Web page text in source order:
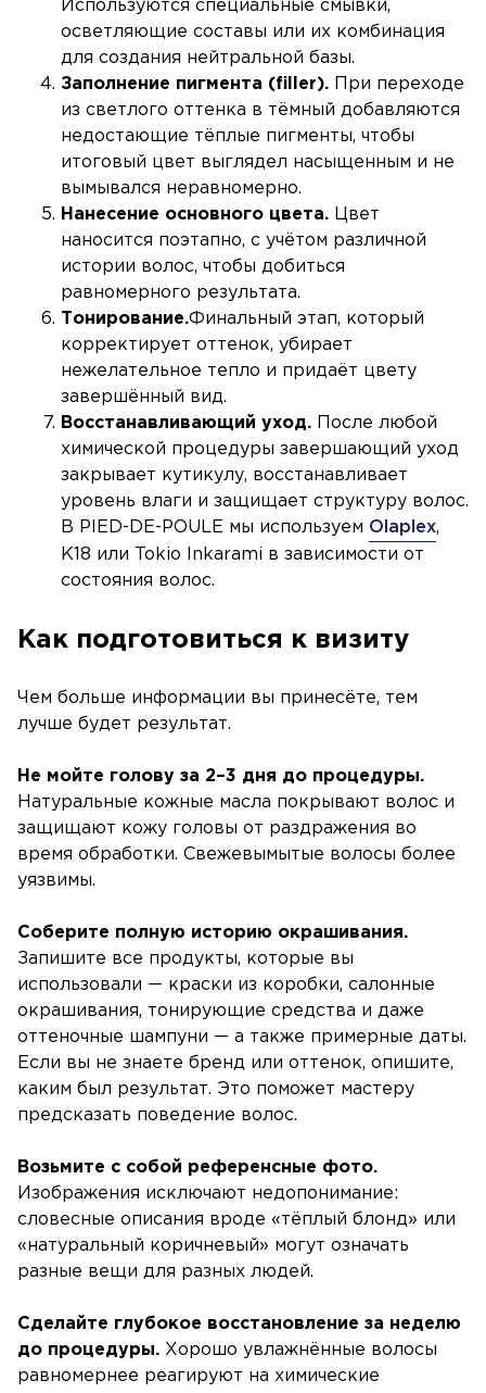
Используются специальные смывки,
осветляющие составы или их комбинация
для создания нейтральной базы.
Заполнение пигмента (filler). При переходе
из светлого оттенка в тёмный добавляются
недостающие тёплые пигменты, чтобы
итоговый цвет выглядел насыщенным и не
вымывался неравномерно.
Нанесение основного цвета. Цвет
наносится поэтапно, с учётом различной
истории волос, чтобы добиться
равномерного результата.
Тонирование.Финальный этап, который
корректирует оттенок, убирает
нежелательное тепло и придаёт цвету
завершённый вид.
Восстанавливающий уход. После любой
химической процедуры завершающий уход
закрывает кутикулу, восстанавливает
уровень влаги и защищает структуру волос.
В PIED-DE-POULE мы используем Olaplex,
K18 или Tokio Inkarami в зависимости от
состояния волос.
Как подготовиться к визиту
Чем больше информации вы принесёте, тем
лучше будет результат.
Не мойте голову за 2–3 дня до процедуры.
Натуральные кожные масла покрывают волос и
защищают кожу головы от раздражения во
время обработки. Свежевымытые волосы более
уязвимы.
Соберите полную историю окрашивания.
Запишите все продукты, которые вы
использовали — краски из коробки, салонные
окрашивания, тонирующие средства и даже
оттеночные шампуни — а также примерные даты.
Если вы не знаете бренд или оттенок, опишите,
каким был результат. Это поможет мастеру
предсказать поведение волос.
Возьмите с собой референсные фото.
Изображения исключают недопонимание:
словесные описания вроде «тёплый блонд» или
«натуральный коричневый» могут означать
разные вещи для разных людей.
Сделайте глубокое восстановление за неделю
до процедуры. Хорошо увлажнённые волосы
равномернее реагируют на химические